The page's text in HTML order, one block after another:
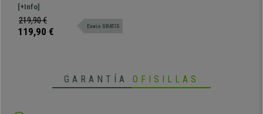
Soporte Lumbar, Respaldo
Basculante, En Gris
espectacular soporte lumbar, muy
cómoda. Robusta y resistente, con
base metálica.
[+Info]
219,90 €
119,90 € Envio GRATIS
GARANTÍA OFISILLAS